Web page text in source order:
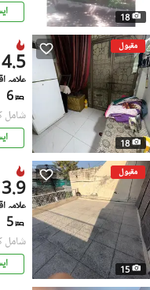
18
مقبول
18
4.5 کروڑ
علامہ
6
شامل کی:4
مقبول
15
3.9 کروڑ
علامہ
5
شامل کی:4